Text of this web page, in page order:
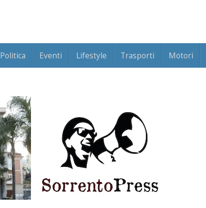
Politica Eventi Lifestyle Trasporti Motori